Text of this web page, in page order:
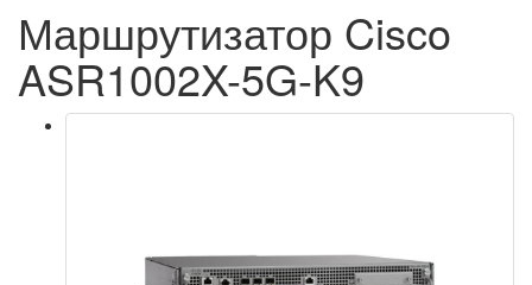
Маршрутизатор Cisco
ASR1002X-5G-K9